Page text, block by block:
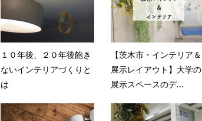
１０年後、２０年後飽き
ないインテリアづくりと
は
【茨木市・インテリア＆
展示レイアウト】大学の
展示スペースのデ...